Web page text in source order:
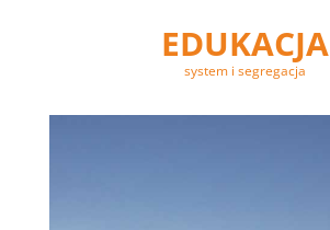
EDUKACJA
system i segregacja